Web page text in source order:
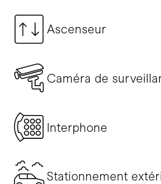
Ascenseur
Caméra de
Interphone
Stationnement